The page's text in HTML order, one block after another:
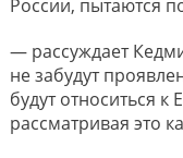
России, пытаются
— рассуждает
не забудут
будут относиться
рассматривая это